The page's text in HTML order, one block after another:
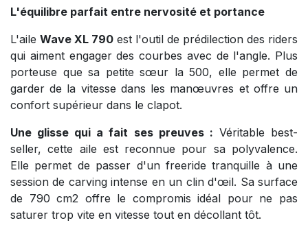
L'équilibre parfait entre nervosité et portance
L'aile Wave XL 790 est l'outil de prédilection des riders
qui aiment engager des courbes avec de l'angle. Plus
porteuse que sa petite sœur la 500, elle permet de
garder de la vitesse dans les manœuvres et offre un
confort supérieur dans le clapot.
Une glisse qui a fait ses preuves : Véritable best-
seller, cette aile est reconnue pour sa polyvalence.
Elle permet de passer d'un freeride tranquille à une
session de carving intense en un clin d'œil. Sa surface
de 790 cm2 offre le compromis idéal pour ne pas
saturer trop vite en vitesse tout en décollant tôt.